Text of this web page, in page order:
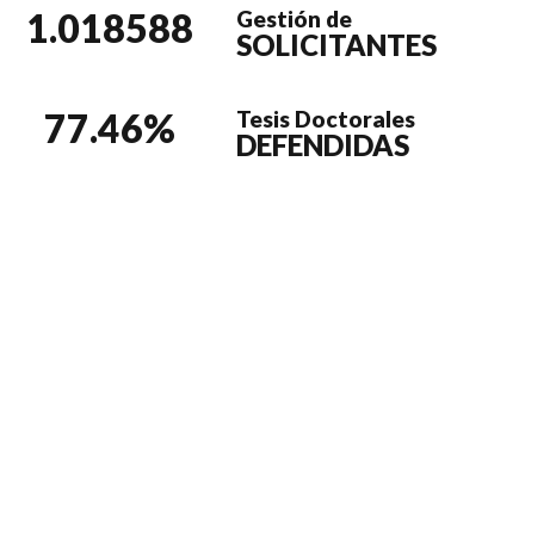
1.018588 Gestión de
SOLICITANTES
77.46% Tesis Doctorales
DEFENDIDAS